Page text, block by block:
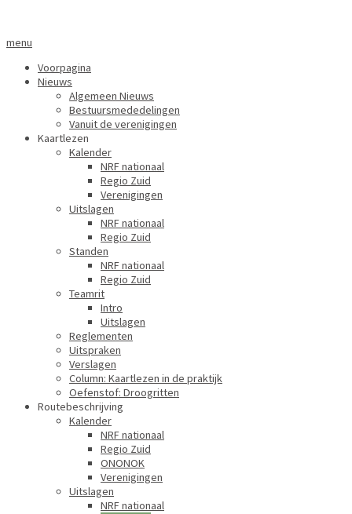
menu
Voorpagina
Nieuws
Algemeen Nieuws
Bestuursmededelingen
Vanuit de verenigingen
Kaartlezen
Kalender
NRF nationaal
Regio Zuid
Verenigingen
Uitslagen
NRF nationaal
Regio Zuid
Standen
NRF nationaal
Regio Zuid
Teamrit
Intro
Uitslagen
Reglementen
Uitspraken
Verslagen
Column: Kaartlezen in de praktijk
Oefenstof: Droogritten
Routebeschrijving
Kalender
NRF nationaal
Regio Zuid
ONONOK
Verenigingen
Uitslagen
NRF nationaal